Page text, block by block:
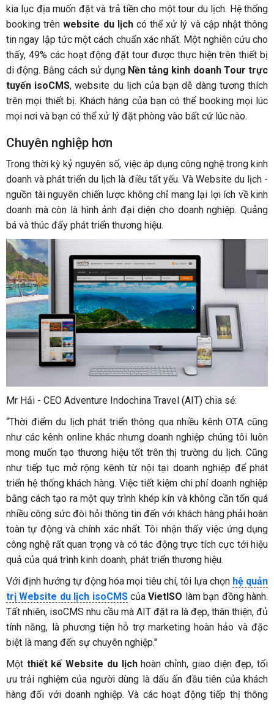
kia lục địa muốn đặt và trả tiền cho một tour du lịch. Hệ thống
booking trênwebsite du lịchcó thể xử lý và cập nhật thông
tin ngay lập tức một cách chuẩn xác nhất. Một nghiên cứu cho
thấy, 49% các hoạt động đặt tour được thực hiện trên thiết bị
di động. Bằng cách sử dụng Nền tảng kinh doanh Tour trực
tuyến isoCMS, website du lịch của bạn dễ dàng tương thích
trên mọi thiết bị. Khách hàng của bạn có thể booking mọi lúc
mọi nơi và bạn có thể xử lý đặt phòng vào bất cứ lúc nào.
Chuyên nghiệp hơn
Trong thời kỳ kỷ nguyên số, việc áp dụng công nghệ trong kinh
doanh và phát triển du lịch là điều tất yếu. Và Website du lịch -
nguồn tài nguyên chiến lược không chỉ mang lại lợi ích về kinh
doanh mà còn là hình ảnh đại diện cho doanh nghiệp. Quảng
bá và thúc đẩy phát triển thương hiệu.
Mr Hải - CEO Adventure Indochina Travel (AIT) chia sẻ:
“Thời điểm du lịch phát triển thông qua nhiều kênh OTA cũng
như các kênh online khác nhưng doanh nghiệp chúng tôi luôn
mong muốn tạo thương hiệu tốt trên thị trường du lịch. Cũng
như tiếp tục mở rộng kênh từ nội tại doanh nghiệp để phát
triển hệ thống khách hàng. Việc tiết kiệm chi phí doanh nghiệp
bằng cách tạo ra một quy trình khép kín và không cần tốn quá
nhiều công sức đòi hỏi thông tin đến với khách hàng phải hoàn
toàn tự động và chính xác nhất. Tôi nhận thấy việc ứng dụng
công nghệ rất quan trọng và có tác động trực tích cực tới hiệu
quả của quá trình kinh doanh, phát triển thương hiệu.
Với định hướng tự động hóa mọi tiêu chí, tôi lựa chọn hệ quản
trị Website du lịch isoCMScủaVietISO làm bạn đồng hành.
Tất nhiên, isoCMS nhu cầu mà AIT đặt ra là đẹp, thân thiện, đủ
tính năng, là phương tiện hỗ trợ marketing hoàn hảo và đặc
biệt là mang đến sự chuyên nghiệp."
Một thiết kế Website du lịchhoàn chỉnh, giao diện đẹp, tối
ưu trải nghiệm của người dùng là dấu ấn đầu tiên của khách
hàng đối với doanh nghiệp. Và các hoạt động tiếp thị thông